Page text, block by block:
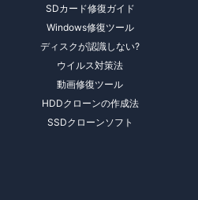
SDカード修復ガイド
Windows修復ツール
ディスクが認識しない?
ウイルス対策法
動画修復ツール
HDDクローンの作成法
SSDクローンソフト